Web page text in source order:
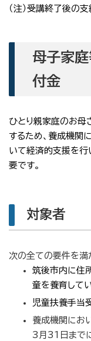
（注）受講終了後の支
母子家
付金
ひとり親家庭のお母
するため、養成機関
いて経済的支援を行
要です。
対象者
次の全ての要件を満
筑後市内に住
童を養育して
児童扶養手当
養成機関にお
3月31日まで